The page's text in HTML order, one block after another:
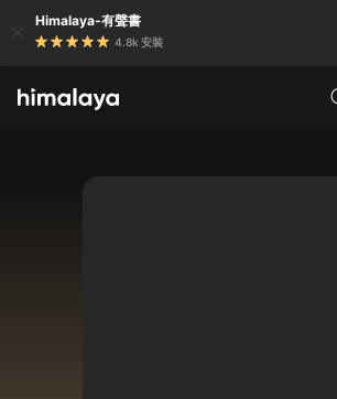
Himalaya-有聲書
4.8k 安裝